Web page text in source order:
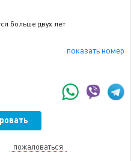
больше двух лет
показать номер
798-62-28
пожаловаться